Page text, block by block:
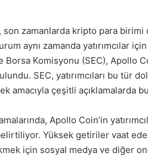
zamanlarda kripto para birimi
aynı zamanda yatırımcılar
Borsa Komisyonu (SEC), Apollo
SEC, yatırımcıları bu tür
amacıyla çeşitli açıklamalarda
Apollo Coin’in
Yüksek getiriler vaat eden
için sosyal medya ve diğer